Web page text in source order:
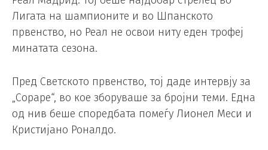
Лигата на шампионите и во Шпанското
првенство, но Реал не освои ниту еден трофеј
минатата сезона.
Пред Светското првенство, тој даде интервју за
„Сораре“, во кое зборуваше за бројни теми. Една
од нив беше споредбата помеѓу Лионел Меси и
Кристијано Роналдо.